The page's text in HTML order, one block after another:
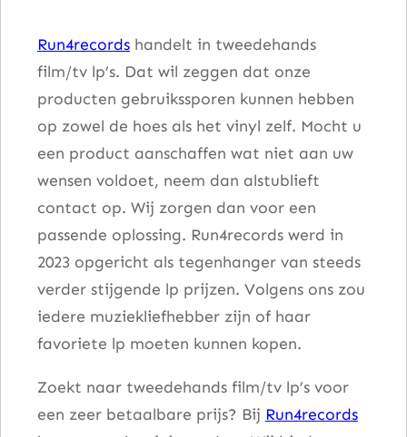
Run4records handelt in tweedehands
film/tv lp’s. Dat wil zeggen dat onze
producten gebruikssporen kunnen hebben
op zowel de hoes als het vinyl zelf. Mocht u
een product aanschaffen wat niet aan uw
wensen voldoet, neem dan alstublieft
contact op. Wij zorgen dan voor een
passende oplossing. Run4records werd in
2023 opgericht als tegenhanger van steeds
verder stijgende lp prijzen. Volgens ons zou
iedere muziekliefhebber zijn of haar
favoriete lp moeten kunnen kopen.
Zoekt naar tweedehands film/tv lp’s voor
een zeer betaalbare prijs? Bij Run4records